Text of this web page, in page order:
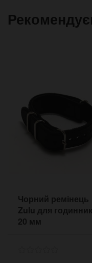
Чорний ремінець
Zulu для
20 мм